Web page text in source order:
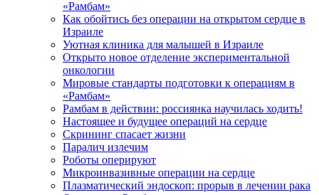
«Рамбам»
Как обойтись без операции на открытом сердце в
Израиле
Уютная клиника для малышей в Израиле
Открыто новое отделение экспериментальной
онкологии
Мировые стандарты подготовки к операциям в
«Рамбам»
Рамбам в действии: россиянка научилась ходить!
Настоящее и будущее операций на сердце
Скрининг спасает жизни
Паралич излечим
Роботы оперируют
Микроинвазивные операции на сердце
Плазматический эндоскоп: прорыв в лечении рака